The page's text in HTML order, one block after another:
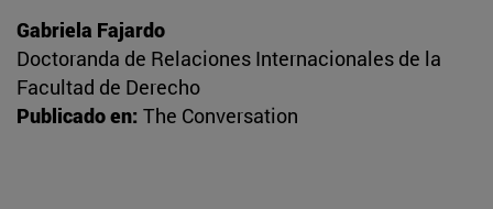
Gabriela Fajardo
Doctoranda de Relaciones Internacionales de la
Facultad de Derecho
Publicado en: The Conversation